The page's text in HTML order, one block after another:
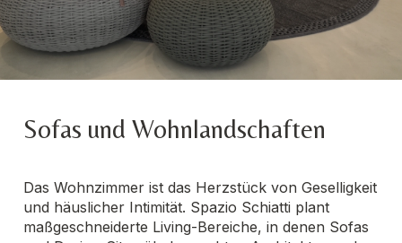
Sofas und Wohnlandschaften
Das Wohnzimmer ist das Herzstück von Geselligkeit
und häuslicher Intimität. Spazio Schiatti plant
maßgeschneiderte Living-Bereiche, in denen Sofas